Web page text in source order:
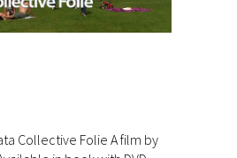
Collective Folie A film by